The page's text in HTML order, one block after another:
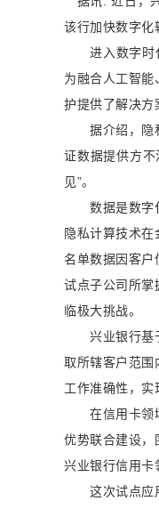
该行加快数字化
进入数字时代
为融合人工智
护提供了解决方
据介绍，隐私
证数据提供方
见”。
数据是数字化
隐私计算技术
名单数据因客
试点子公司所掌
临极大挑战。
兴业银行基于
取所辖客户范围
工作准确性，实
在信用卡领域
优势联合建设，
兴业银行信用卡
这次试点应用